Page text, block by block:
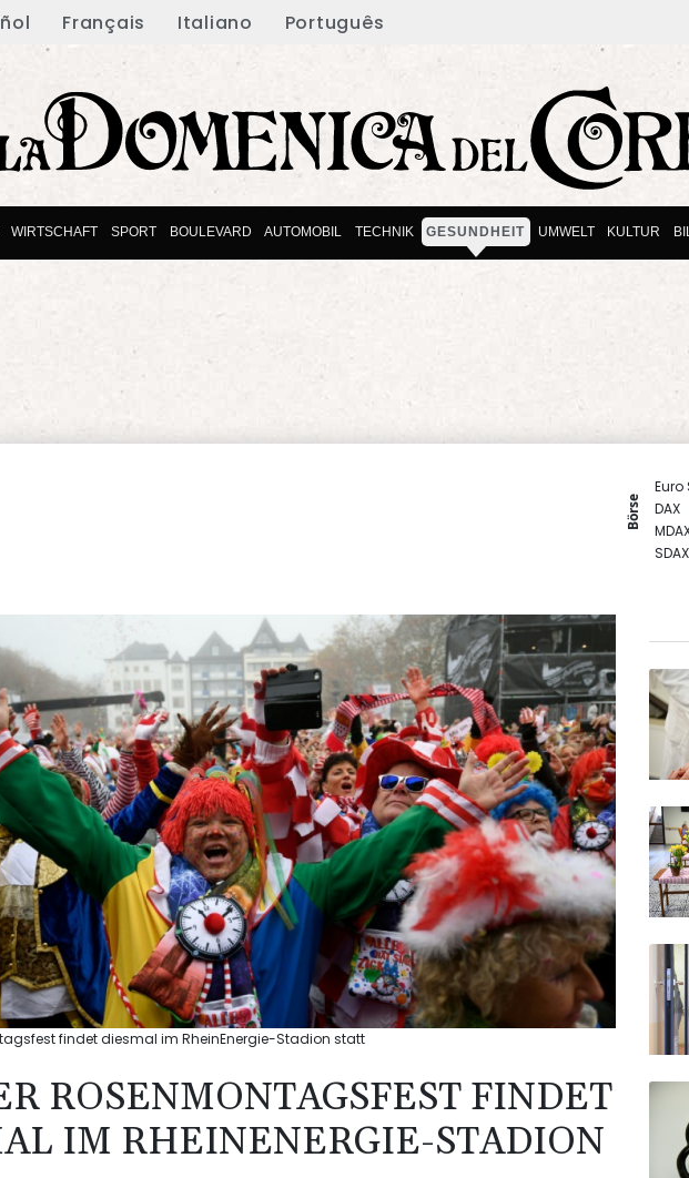
Français Italiano Português
WIRTSCHAFT SPORT BOULEVARD AUTOMOBIL TECHNIK GESUNDHEIT UMWELT KULTUR
Börse
Euro
DAX
SDAX
findet diesmal im RheinEnergie-Stadion statt
ROSENMONTAGSFEST FINDET
IM RHEINENERGIE-STADION